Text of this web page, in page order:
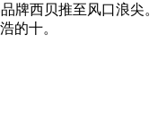
牌西贝推至风口浪尖。
的十。